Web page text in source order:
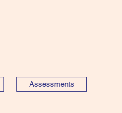
Assessments